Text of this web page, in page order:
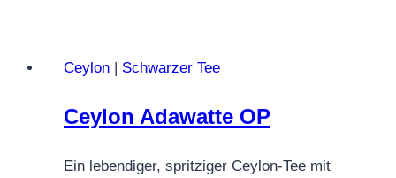
Ceylon | Schwarzer Tee
Ceylon Adawatte OP
Ein lebendiger, spritziger Ceylon‑Tee mit